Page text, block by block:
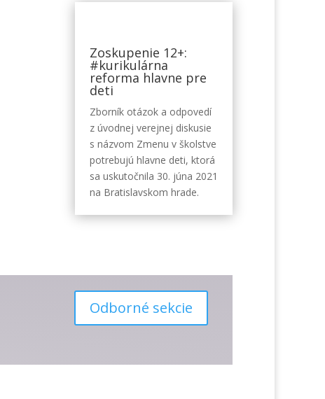
Zoskupenie 12+:
#kurikulárna
reforma hlavne pre
deti
Zborník otázok a odpovedí
z úvodnej verejnej diskusie
s názvom Zmenu v školstve
potrebujú hlavne deti, ktorá
sa uskutočnila 30. júna 2021
na Bratislavskom hrade.
Odborné sekcie